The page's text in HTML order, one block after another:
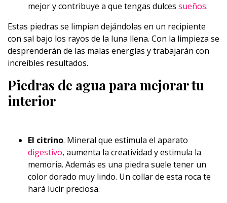
mejor y contribuye a que tengas dulces sueños.
Estas piedras se limpian dejándolas en un recipiente
con sal bajo los rayos de la luna llena. Con la limpieza se
desprenderán de las malas energías y trabajarán con
increíbles resultados.
Piedras de agua para mejorar tu
interior
El citrino. Mineral que estimula el aparato
digestivo, aumenta la creatividad y estimula la
memoria. Además es una piedra suele tener un
color dorado muy lindo. Un collar de esta roca te
hará lucir preciosa.